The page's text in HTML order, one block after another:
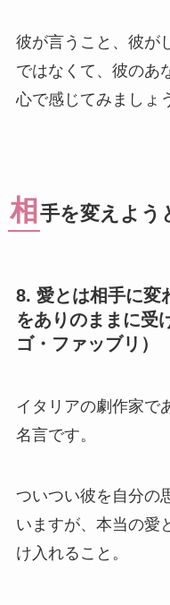
彼が言うこと、彼が
ではなくて、彼のあ
心で感じてみましょ
相 手を変えよう
8. 愛とは相手に変
をありのままに受
ゴ・ファッブリ）
イタリアの劇作家で
名言です。
ついつい彼を自分の
いますが、本当の愛
け入れること。